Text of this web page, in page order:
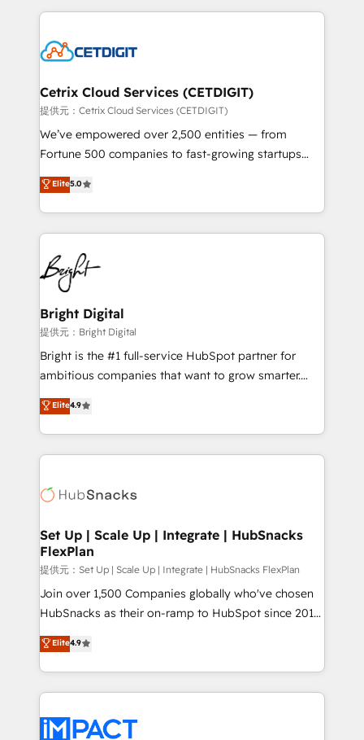
competitive market.
coffee, and we ❤️ dogs. We produce award-winning
Impact Award 🏆2022 Technical Expertise Impact
Award 🏆2020 Elite Solutions Partner 🏆2019
Integrations HubSpot Impact Award 🏆2019
Marketing Enablement HubSpot Impact Award 🏆
2018 Website Design HubSpot Impact Award 🏆2017
Growth-Driven Design Agency of the Year 🏆2016
Sales Enablement HubSpot Impact Award 🏆2015
HubSpot COS Performance Award 🏆2014 HubSpot
COS Design Award 🏆2013 HubSpot Marketplace
Partner 📆Founded in 1997
Cetrix Cloud Services (CETDIGIT)
提供元：Cetrix Cloud Services (CETDIGIT)
We’ve empowered over 2,500 entities — from
Fortune 500 companies to fast-growing startups
and nonprofits — to streamline operations, scale
revenue, and unlock the full potential of HubSpot.
With deep technical and industry expertise, we fuse
automation, integration, and AI innovation to deliver
lasting impact. We specialize in: • Turnkey and end-
to-end HubSpot implementations • Onboarding for
Sales, Service, Marketing & Content Hubs • AI voice
and chat agents, predictive automation, and smart
workflows • Salesforce + HubSpot integration •
Website design and CMS development • ERP
integration: SAP, NetSuite, Microsoft Dynamics, … •
platform • Client/member portals built on HubSpot •
CaterSuite for the catering industry • Custom and
WooCommerce, BuilderTrend, and more Experience
the difference — reach out to see how AI + HubSpot
Elite5.0
Bright Digital
提供元：Bright Digital
Bright is the #1 full-service HubSpot partner for
ambitious companies that want to grow smarter.
From HubSpot onboarding, to training, from
developing a new website to lead generation and
digital marketing; we do it all (and with great
results)! In short, our services include: - HubSpot
HubSpot development: websites, custom modules,
marketing, advertising, campaigns, content and
design We connect people, data and technology to
improve customer experiences. With our bright
people, exciting ideas and can-do mentality, we
ensure revenue growth on a daily basis. So tell us
team of 100+ experts is ready for you! Driving digital
growth | www.brightdigital.com
Elite4.9
Set Up | Scale Up | Integrate | HubSnacks
FlexPlan
提供元：Set Up | Scale Up | Integrate | HubSnacks FlexPlan
Join over 1,500 Companies globally who've chosen
HubSnacks as their on-ramp to HubSpot since 2014
Simple pay-as-you-go plans that accelerate value...
1️⃣ Set Up | Onboarding New or Check-fixing existing
HubSpot portals 2️⃣ Scale Up | 100% HubSpot Task
Execution... Global 24/7 ... All Experts 3️⃣ Integrate |
Slash months from your API Integration project... ⬅️
Elite4.9